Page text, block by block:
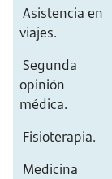
Asistencia en
viajes.
Segunda
opinión
médica.
Fisioterapia.
Medicina